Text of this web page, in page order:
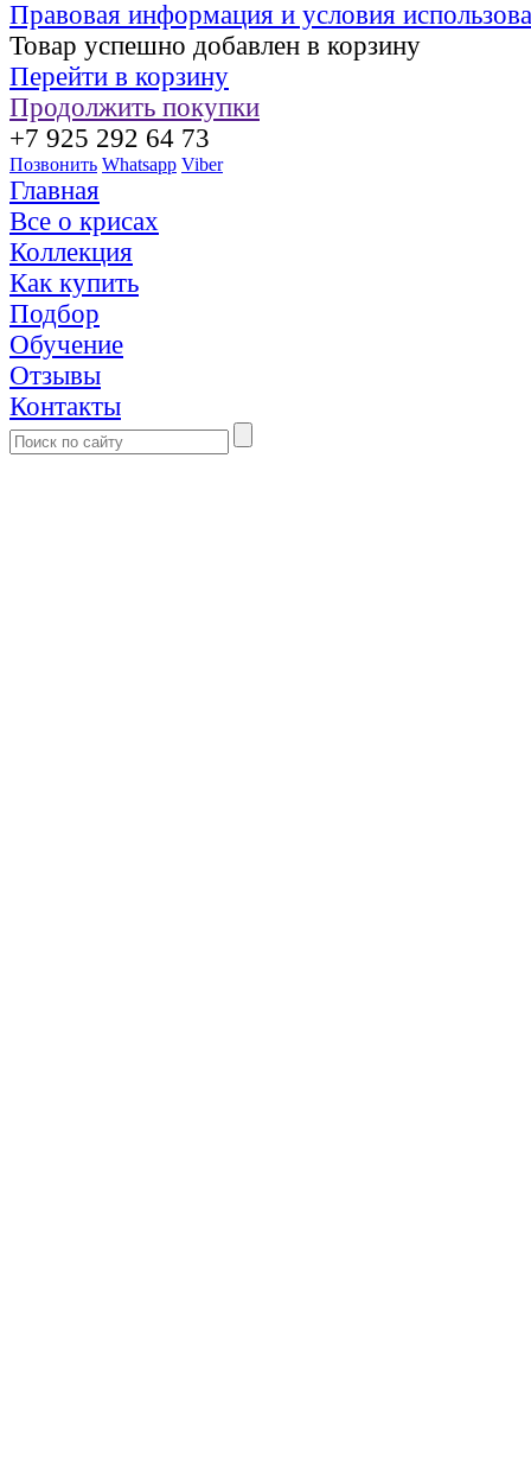
Правовая информация и условия
Товар успешно добавлен в корзину
Перейти в корзину
Продолжить покупки
+7 925 292 64 73
Позвонить Whatsapp Viber
Главная
Все о крисах
Коллекция
Как купить
Подбор
Обучение
Отзывы
Контакты